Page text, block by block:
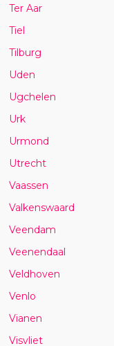
Ter Aar
Tiel
Tilburg
Uden
Ugchelen
Urk
Urmond
Utrecht
Vaassen
Valkenswaard
Veendam
Veenendaal
Veldhoven
Venlo
Vianen
Visvliet